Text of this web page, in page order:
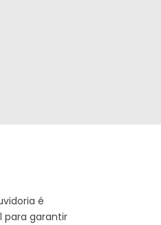
é
para garantir